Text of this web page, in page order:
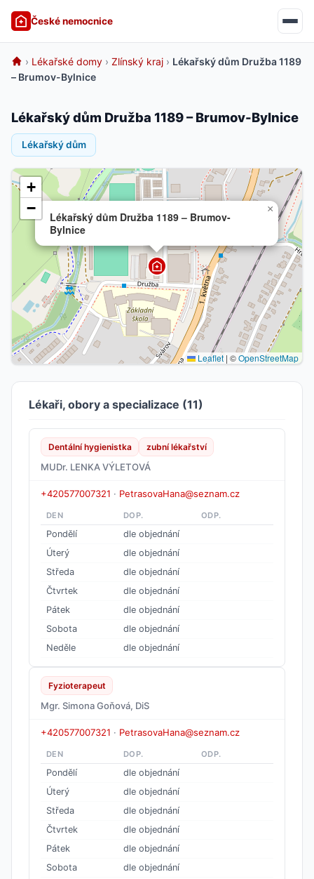
České nemocnice
› Lékařské domy › Zlínský kraj › Lékařský dům Družba 1189
– Brumov-Bylnice
Lékařský dům Družba 1189 – Brumov-Bylnice
Lékařský dům
Lékařský dům Družba 1189 – Brumov-
Bylnice
×
+
−
Leaflet | ©OpenStreetMap
Lékaři, obory a specializace (11)
Dentální hygienistka zubní lékařství
MUDr. LENKA VÝLETOVÁ
+420577007321 · PetrasovaHana@seznam.cz
DEN DOP. ODP.
Pondělí
dle objednání
Úterý
dle objednání
Středa
dle objednání
Čtvrtek
dle objednání
Pátek
dle objednání
Sobota
dle objednání
Neděle
dle objednání
Fyzioterapeut
Mgr. Simona Goňová, DiS
+420577007321 · PetrasovaHana@seznam.cz
DEN DOP. ODP.
Pondělí
dle objednání
Úterý
dle objednání
Středa
dle objednání
Čtvrtek
dle objednání
Pátek
dle objednání
Sobota
dle objednání